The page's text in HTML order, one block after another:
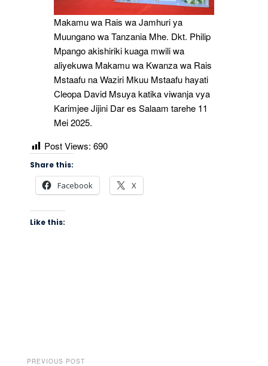
Makamu wa Rais wa Jamhuri ya
Muungano wa Tanzania Mhe. Dkt. Philip
Mpango akishiriki kuaga mwili wa
aliyekuwa Makamu wa Kwanza wa Rais
Mstaafu na Waziri Mkuu Mstaafu hayati
Cleopa David Msuya katika viwanja vya
Karimjee Jijini Dar es Salaam tarehe 11
Mei 2025.
Post Views: 690
Share this:
Facebook X
Like this:
PREVIOUS POST